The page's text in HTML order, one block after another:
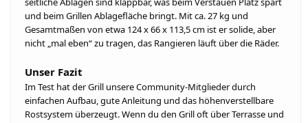
und beim Grillen Ablagefläche bringt. Mit ca. 27 kg und
Gesamtmaßen von etwa 124 x 66 x 113,5 cm ist er solide, aber
nicht „mal eben“ zu tragen, das Rangieren läuft über die Räder.
Unser Fazit
Im Test hat der Grill unsere Community-Mitglieder durch
einfachen Aufbau, gute Anleitung und das höhenverstellbare
Rostsystem überzeugt. Wenn du den Grill oft über Terrasse und